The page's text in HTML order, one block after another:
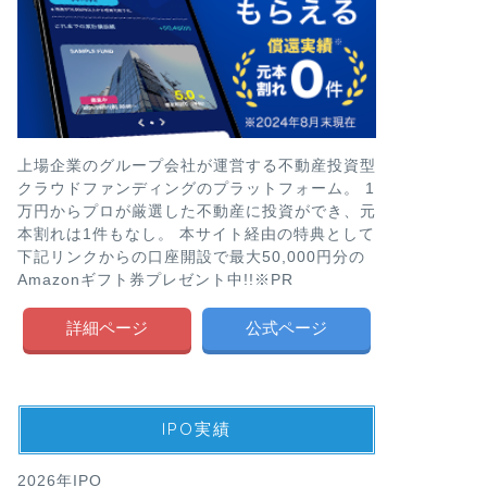
上場企業のグループ会社が運営する不動産投資型
クラウドファンディングのプラットフォーム。 1
万円からプロが厳選した不動産に投資ができ、元
本割れは1件もなし。 本サイト経由の特典として
下記リンクからの口座開設で最大50,000円分の
Amazonギフト券プレゼント中!!※PR
詳細ページ 公式ページ
IPO実績
2026年IPO